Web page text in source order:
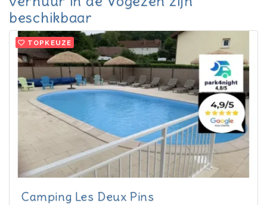
beschikbaar
TOPKEUZE
Camping Les Deux Pins